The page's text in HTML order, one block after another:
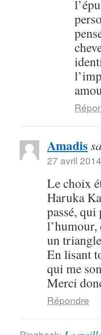
Amadis
27 avril
Le choix
Haruka
passé,
l’humour,
un
En lisant
qui me
Merci
Répondre